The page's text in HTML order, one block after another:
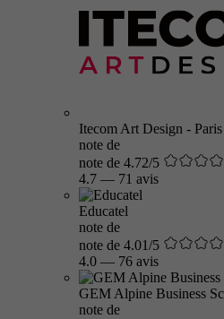
Itecom Art Design - Paris
note de
note de 4.72/5
4.7 — 71 avis
Educatel
note de
note de 4.01/5
4.0 — 76 avis
GEM Alpine Business
note de